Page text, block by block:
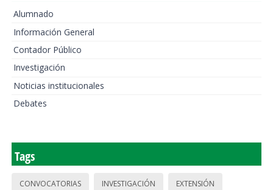
Alumnado
Información General
Contador Público
Investigación
Noticias institucionales
Debates
Tags
CONVOCATORIAS INVESTIGACIÓN EXTENSIÓN